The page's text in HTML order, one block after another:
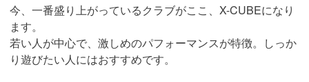
今、一番盛り上がっているクラブがここ、X-CUBEになり
ます。
若い人が中心で、激しめのパフォーマンスが特徴。しっか
り遊びたい人にはおすすめです。